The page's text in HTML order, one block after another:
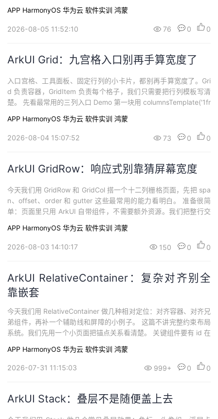
离。 第二块是水平列表。把 listDirectio
APP HarmonyOS 华为云 软件实训 鸿蒙
2026-08-05 11:52:10 76 0 0
ArkUI Grid：九宫格入口别再手算宽度了
入口宫格、工具面板、固定行列的小卡片，都别再手算宽度了。Gri
d 负责容器，GridItem 负责每个格子，我们只需要把行列模板写清
楚。 先看最常用的三列入口 Demo 第一块用 columnsTemplate('1fr
APP HarmonyOS 华为云 软件实训 鸿蒙
2026-08-04 15:07:52 73 0 0
ArkUI GridRow：响应式别靠猜屏幕宽度
今天我们用 GridRow 和 GridCol 搭一个十二列栅格页面，先把 spa
n、offset、order 和 gutter 这些最常用的能力看明白。 准备很简
单：页面里只用 ArkUI 自带组件，不需要额外资源。我们把整行交
分比舒服，也更
APP HarmonyOS 华为云 软件实训 鸿蒙
2026-08-03 14:10:17 150 0 0
ArkUI RelativeContainer：复杂对齐别全
靠嵌套
今天我们用 RelativeContainer 做几种相对定位：对齐容器、对齐兄
弟组件，再补一个辅助线和屏障的小例子。 这篇不讲完整约束布局
系统。我们先用一个小页面把锚点关系看清楚。 关键组件要有 id 在
d： container 表示容
APP HarmonyOS 华为云 软件实训 鸿蒙
2026-07-31 11:15:03 999+ 0 0
ArkUI Stack：叠层不是随便盖上去